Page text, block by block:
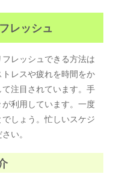
レッシュ
レッシュできる方法は
レスや疲れを時間をか
注目されています。手
利用しています。一度
しょう。忙しいスケジ
い。